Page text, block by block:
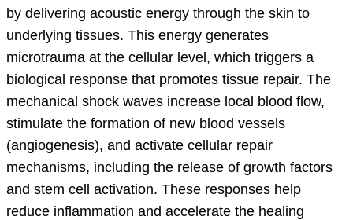
by delivering acoustic energy through the skin to
underlying tissues. This energy generates
microtrauma at the cellular level, which triggers a
biological response that promotes tissue repair. The
mechanical shock waves increase local blood flow,
stimulate the formation of new blood vessels
(angiogenesis), and activate cellular repair
mechanisms, including the release of growth factors
and stem cell activation. These responses help
reduce inflammation and accelerate the healing